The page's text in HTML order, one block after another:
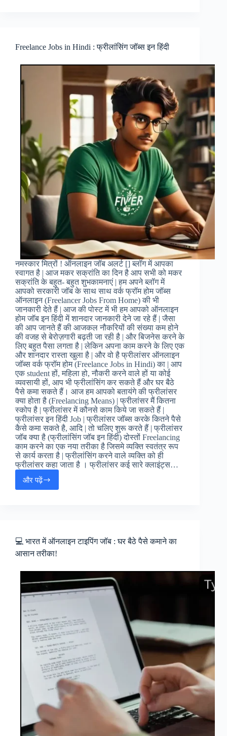
इंस्टाग्राम
पैसे
Freelance Jobs in Hindi : फ्रीलांसिंग जॉब्स इन हिंदी
नमस्कार मित्रों ! ऑनलाइन जॉब अलर्ट [] ब्लॉग में आपका
स्वागत है | आज मकर सक्रांति का दिन है आप सभी को मकर
सक्रांति के बहुत- बहुत शुभकामनाएं | हम अपने ब्लॉग में
आपको सरकारी जॉब के साथ साथ वर्क फ्रॉम होम जॉब्स
ऑनलाइन (Freelancer Jobs From Home) की भी
जानकारी देते हैं | आज की पोस्ट में भी हम आपको ऑनलाइन
होम जॉब इन हिंदी में शानदार जानकारी देने जा रहे हैं | जैसा
की आप जानते हैं की आजकल नौकरियों की संख्या कम होने
की वजह से बेरोज़गारी बढ़ती जा रही है | और बिजनेस करने के
लिए बहुत पैसा लगता है | लेकिन अपना काम करने के लिए एक
और शानदार रास्ता खुला है | और वो है फ्रीलांसर ऑनलाइन
जॉब्स वर्क फ्रॉम होम (Freelance Jobs in Hindi) का | आप
एक student हों, महिला हो, नौकरी करने वाले हों या कोई
व्यवसायी हों, आप भी फ्रीलांसिंग कर सकते हैं और घर बैठे
पैसे कमा सकते हैं। आज हम आपको बतायंगे की फ्रीलांसर
क्या होता है (Freelancing Means) | फ्रीलांसर मैं कितना
स्कोप है | फ्रीलांसर में कौनसे काम किये जा सकते हैं |
फ्रीलांसर इन हिंदी Job | फ्रीलांसर जॉब्स करके कितने पैसे
कैसे कमा सकते है, आदि | तो चलिए शुरू करते हैं | फ्रीलांसर
जॉब क्या है (फ्रीलांसिंग जॉब इन हिंदी) दोस्तों Freelancing
काम करने का एक नया तरीका है जिसमे व्यक्ति स्वतंत्र रूप
से कार्य करता है | फ्रीलांसिंग करने वाले व्यक्ति को ही
फ्रीलांसर कहा जाता है । फ्रीलांसर कई सारे क्लाइंट्स…
और पढ़ेंFreelance
जॉब्स
इन
💻 भारत में ऑनलाइन टाइपिंग जॉब : घर बैठे पैसे कमाने का
आसान तरीका!